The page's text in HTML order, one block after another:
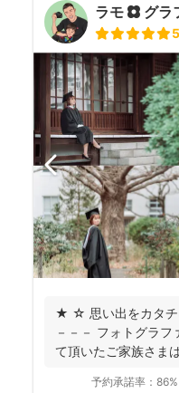
ラモ ✿ グラ
5
★ ☆ 思い出をカタ
－－－ フォトグラ
て頂いたご家族さま
予約承諾率： 86%